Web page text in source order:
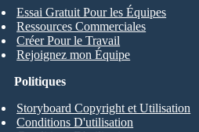
Essai Gratuit Pour les Équipes
Ressources Commerciales
Créer Pour le Travail
Rejoignez mon Équipe
Politiques
Storyboard Copyright et Utilisation
Conditions D'utilisation